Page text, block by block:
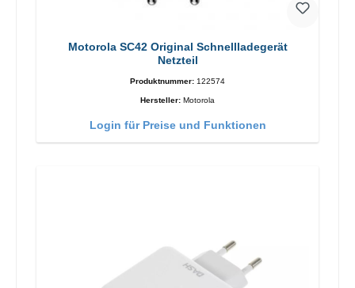
Motorola SC42 Original Schnellladegerät
Netzteil
Produktnummer: 122574
Hersteller: Motorola
Login für Preise und Funktionen